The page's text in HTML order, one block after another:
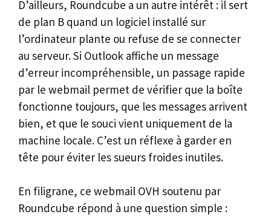
D’ailleurs, Roundcube a un autre intérêt : il sert
de plan B quand un logiciel installé sur
l’ordinateur plante ou refuse de se connecter
au serveur. Si Outlook affiche un message
d’erreur incompréhensible, un passage rapide
par le webmail permet de vérifier que la boîte
fonctionne toujours, que les messages arrivent
bien, et que le souci vient uniquement de la
machine locale. C’est un réflexe à garder en
tête pour éviter les sueurs froides inutiles.
En filigrane, ce webmail OVH soutenu par
Roundcube répond à une question simple :